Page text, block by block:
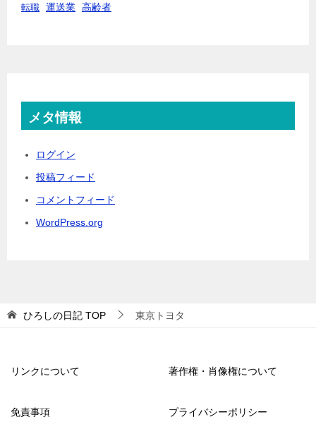
転職 運送業 高齢者
メタ情報
ログイン
投稿フィード
コメントフィード
WordPress.org
ひろしの日記 TOP 東京トヨタ
リンクについて 著作権・肖像権について
免責事項 プライバシーポリシー